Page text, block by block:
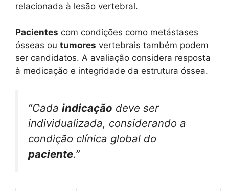
relacionada à lesão vertebral.
Pacientes com condições como metástases
ósseas ou tumores vertebrais também podem
ser candidatos. A avaliação considera resposta
à medicação e integridade da estrutura óssea.
“Cada indicação deve ser
individualizada, considerando a
condição clínica global do
paciente.”